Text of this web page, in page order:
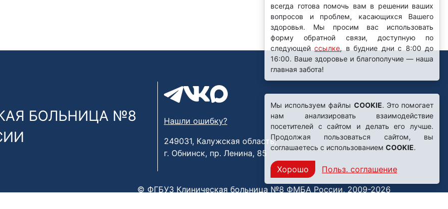
БОЛЬНИЦА №8
Нашли ошибку?
249031, Калужская область,
г. Обнинск, пр. Ленина, 85
© ФГБУЗ Клиническая больница №8 ФМБА России, 2009-2026
всегда готова помочь вам в решении ваших
вопросов и проблем, касающихся Вашего
здоровья. Мы просим вас использовать
форму обратной связи, доступную по
следующейссылке, в будние дни с 8:00 до
16:00. Ваше здоровье и благополучие — наша
главная забота!
Мы используем файлы COOKIE. Это помогает
нам анализировать взаимодействие
посетителей с сайтом и делать его лучше.
Продолжая пользоваться сайтом, вы
соглашаетесь с использованием COOKIE.
Хорошо Польз. соглашение